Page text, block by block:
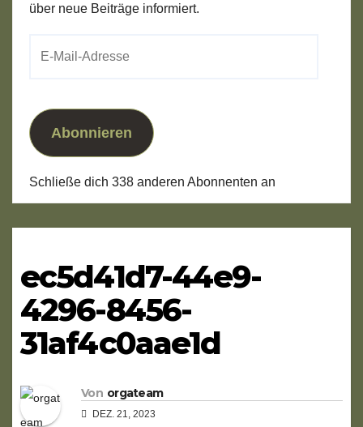
über neue Beiträge informiert.
Abonnieren
Schließe dich 338 anderen Abonnenten an
ec5d41d7-44e9-
4296-8456-
31af4c0aae1d
Von orgateam
DEZ. 21, 2023